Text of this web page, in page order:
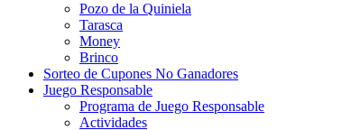
Pozo de la Quiniela
Tarasca
Money
Brinco
Sorteo de Cupones No Ganadores
Juego Responsable
Programa de Juego Responsable
Actividades